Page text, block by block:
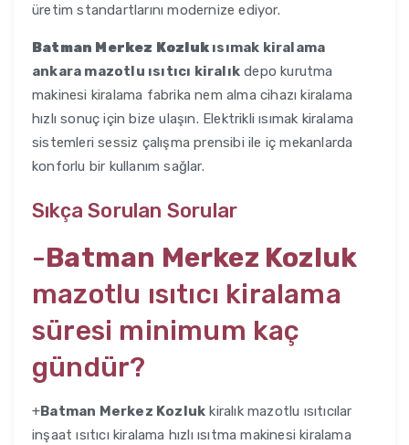
üretim standartlarını modernize ediyor.
Batman Merkez Kozluk ısımak kiralama
ankara mazotlu ısıtıcı kiralık depo kurutma
makinesi kiralama fabrika nem alma cihazı kiralama
hızlı sonuç için bize ulaşın. Elektrikli ısımak kiralama
sistemleri sessiz çalışma prensibi ile iç mekanlarda
konforlu bir kullanım sağlar.
Sıkça Sorulan Sorular
-Batman Merkez Kozluk
mazotlu ısıtıcı kiralama
süresi minimum kaç
gündür?
+Batman Merkez Kozluk kiralık mazotlu ısıtıcılar
inşaat ısıtıcı kiralama hızlı ısıtma makinesi kiralama